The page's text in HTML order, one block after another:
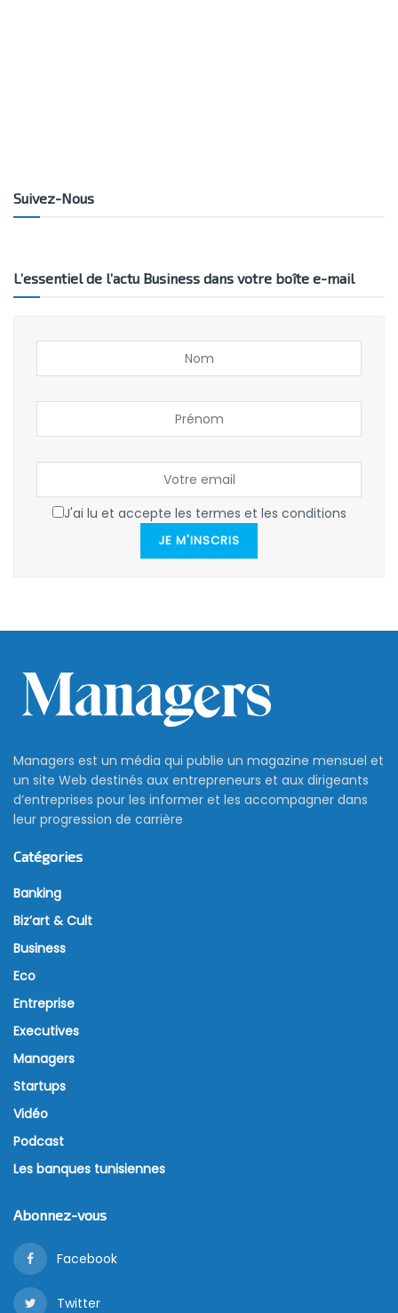
Suivez-Nous
L’essentiel de l’actu Business dans votre boîte e-mail
J'ai lu et accepte les termes et les conditions
JE M'INSCRIS
Managers est un média qui publie un magazine mensuel et
un site Web destinés aux entrepreneurs et aux dirigeants
d’entreprises pour les informer et les accompagner dans
leur progression de carrière
Catégories
Banking
Biz’art & Cult
Business
Eco
Entreprise
Executives
Managers
Startups
Vidéo
Podcast
Les banques tunisiennes
Abonnez-vous
Facebook
Twitter